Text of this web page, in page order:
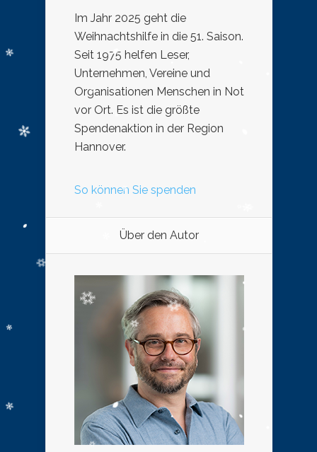
Im Jahr 2025 geht die
Weihnachtshilfe in die 51. Saison.
Seit 1975 helfen Leser,
Unternehmen, Vereine und
Organisationen Menschen in Not
vor Ort. Es ist die größte
Spendenaktion in der Region
Hannover.
So können Sie spenden
Über den Autor